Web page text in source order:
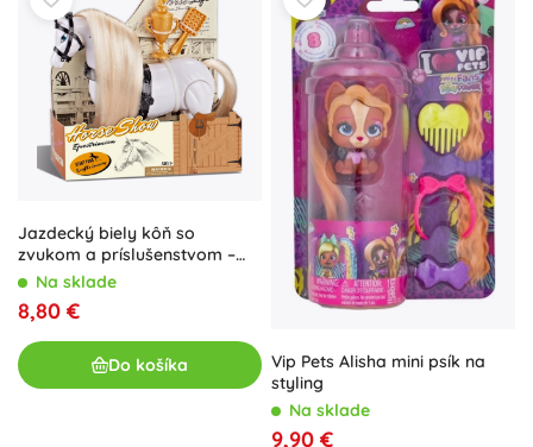
Jazdecký biely kôň so
zvukom a príslušenstvom –
koňská show
Na sklade
8,80 €
Do košíka
Vip Pets Alisha mini psík na
styling
Na sklade
9,90 €